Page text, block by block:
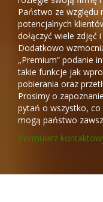
Państwo ze względu
potencjalnych
dołączyć wiele
Dodatkowo
„Premium” podanie
takie funkcje jak
pobierania oraz
Prosimy o
pytań o wszystko,
mogą państwo
(formularz